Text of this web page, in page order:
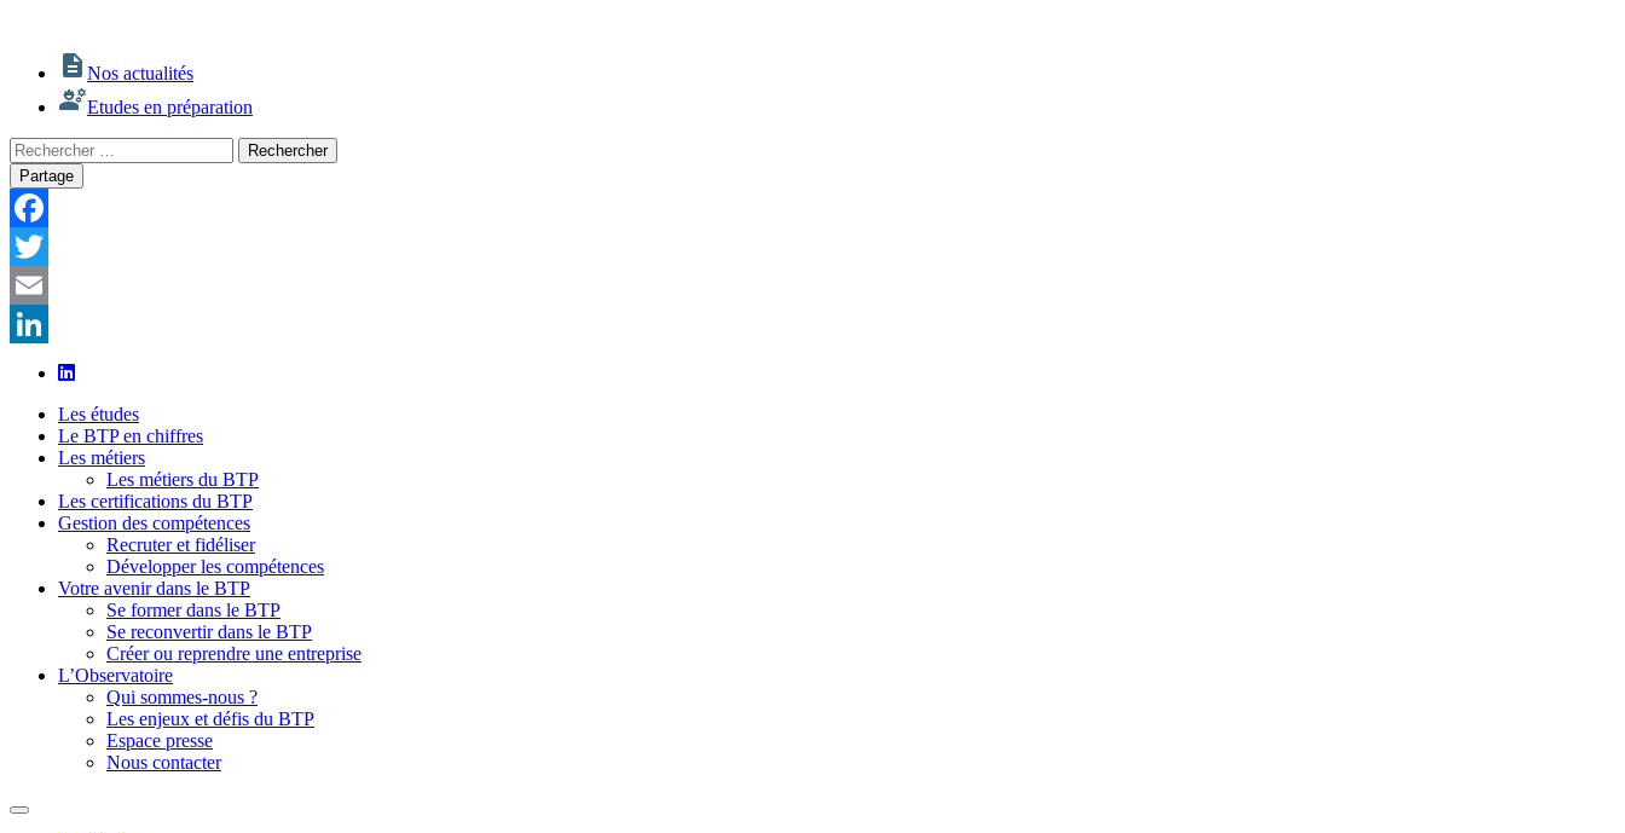
Nos actualités
Etudes en préparation
Rechercher
:
Rechercher
Partage
Facebook
Twitter
Email
LinkedIn
Les études
Le BTP en chiffres
Les métiers
Les métiers du BTP
Les certifications du BTP
Gestion des compétences
Recruter et fidéliser
Développer les compétences
Votre avenir dans le BTP
Se former dans le BTP
Se reconvertir dans le BTP
Créer ou reprendre une entreprise
L’Observatoire
Qui sommes-nous ?
Les enjeux et défis du BTP
Espace presse
Nous contacter